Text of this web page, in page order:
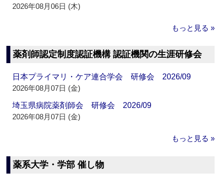
2026年08月06日 (木)
もっと見る »
薬剤師認定制度認証機構 認証機関の生涯研修会
日本プライマリ・ケア連合学会 研修会 2026/09
2026年08月07日 (金)
埼玉県病院薬剤師会 研修会 2026/09
2026年08月07日 (金)
もっと見る »
薬系大学・学部 催し物